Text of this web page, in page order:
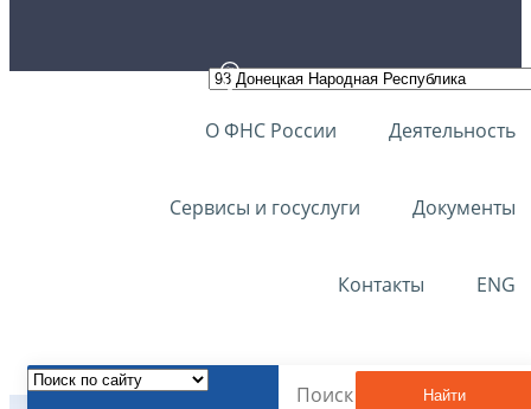
О ФНС России Деятельность
Сервисы и госуслуги Документы
Контакты ENG
Найти